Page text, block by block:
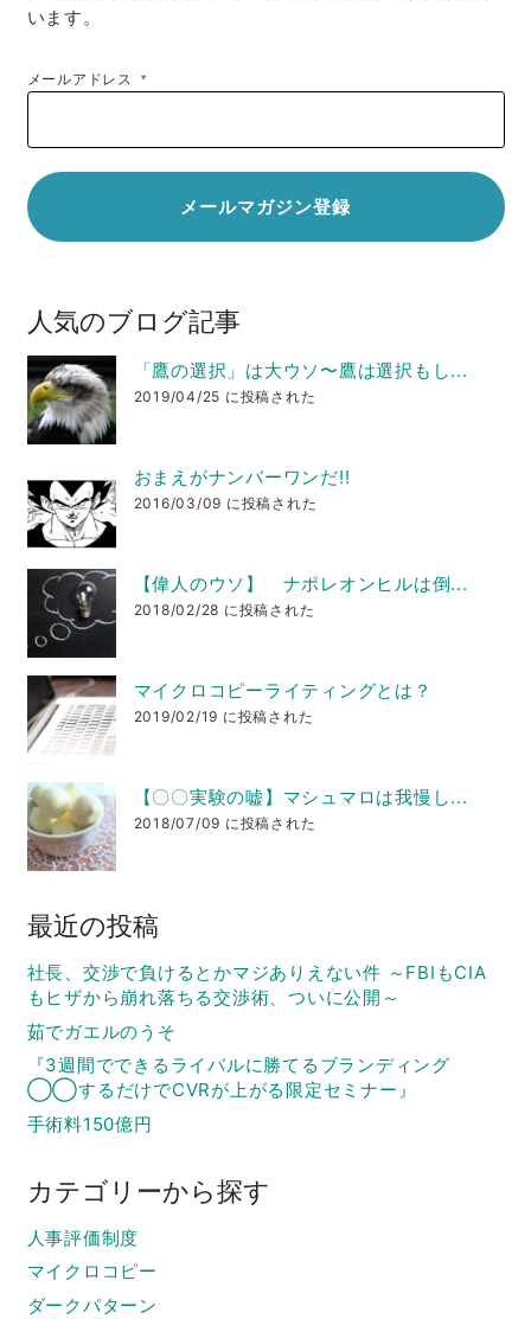
います。
メールアドレス*
人気のブログ記事
「鷹の選択」は大ウソ〜鷹は選択もし...
2019/04/25 に投稿された
おまえがナンバーワンだ!!
2016/03/09 に投稿された
【偉人のウソ】 ナポレオンヒルは倒...
2018/02/28 に投稿された
マイクロコピーライティングとは？
2019/02/19 に投稿された
【〇〇実験の嘘】マシュマロは我慢し...
2018/07/09 に投稿された
最近の投稿
社長、交渉で負けるとかマジありえない件 ～FBIもCIA
もヒザから崩れ落ちる交渉術、ついに公開～
茹でガエルのうそ
『3週間でできるライバルに勝てるブランディング
◯◯するだけでCVRが上がる限定セミナー』
手術料150億円
カテゴリーから探す
人事評価制度
マイクロコピー
ダークパターン